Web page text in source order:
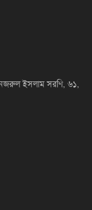
ইসলাম সরণি, ৬১,